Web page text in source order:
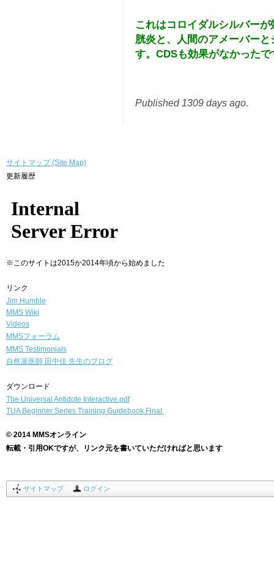
これはコロイダルシルバー
胱炎と、人間のアメーバー
す。CDSも効果がなかった
Published 1309 days ago.
サイトマップ (Site Map)
更新履歴
※このサイトは2015か2014年頃から始めました
リンク
Jim Humble
MMS Wiki
Videos
MMSフォーラム
MMS Testimonials
自然派医師 田中佳 先生のブログ
ダウンロード
The Universal Antidote Interactive.pdf
TUA Beginner Series Training Guidebook Final.
© 2014 MMSオンライン
転載・引用OKですが、リンク元を書いていただければと思います
サイトマップ ログイン